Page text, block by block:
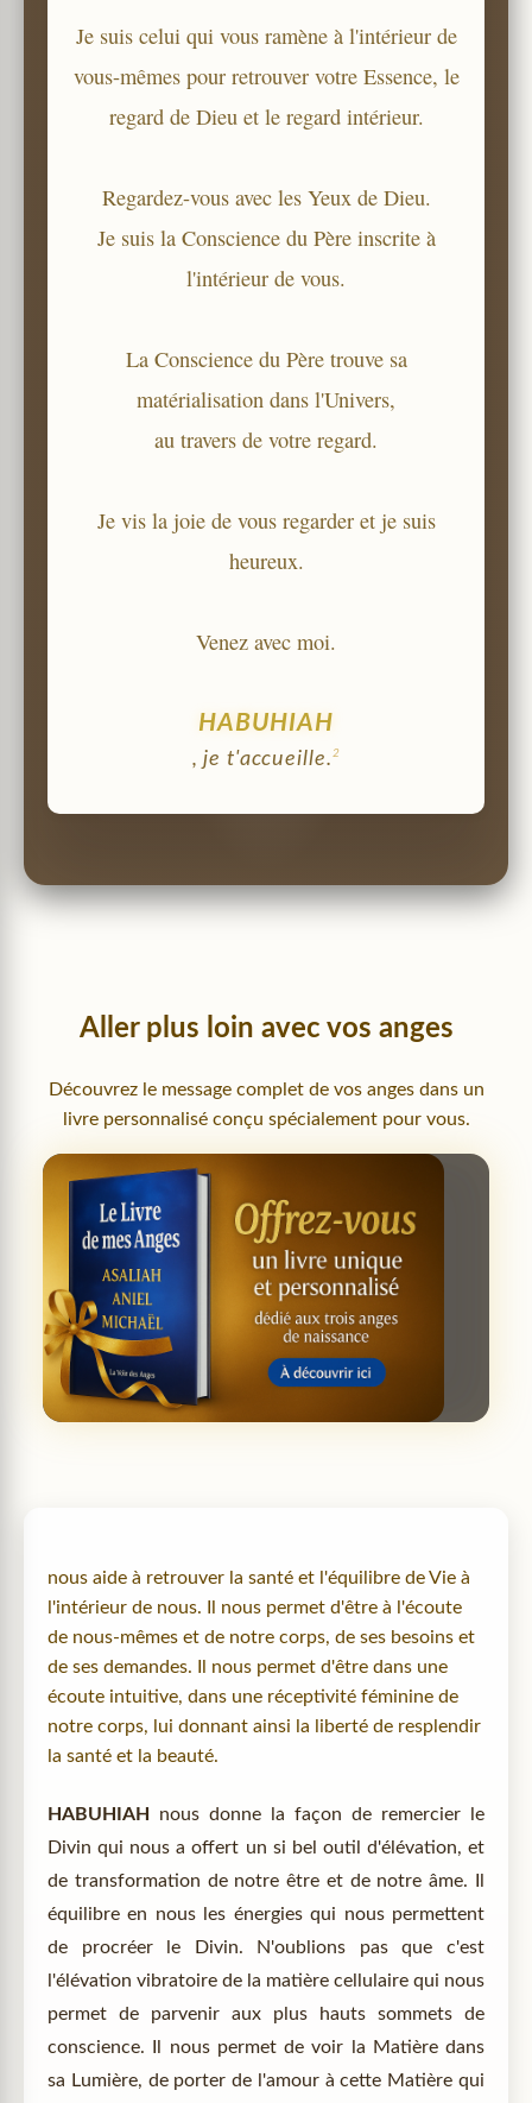
Je suis celui qui vous ramène à l'intérieur de
vous-mêmes pour retrouver votre Essence, le
regard de Dieu et le regard intérieur.
Regardez-vous avec les Yeux de Dieu.
Je suis la Conscience du Père inscrite à
l'intérieur de vous.
La Conscience du Père trouve sa
matérialisation dans l'Univers,
au travers de votre regard.
Je vis la joie de vous regarder et je suis
heureux.
Venez avec moi.
HABUHIAH
, je t'accueille. 2
Aller plus loin avec vos anges
Découvrez le message complet de vos anges dans un
livre personnalisé conçu spécialement pour vous.
nous aide à retrouver la santé et l'équilibre de Vie à
l'intérieur de nous. Il nous permet d'être à l'écoute
de nous-mêmes et de notre corps, de ses besoins et
de ses demandes. Il nous permet d'être dans une
écoute intuitive, dans une réceptivité féminine de
notre corps, lui donnant ainsi la liberté de resplendir
la santé et la beauté.
HABUHIAH
nous donne la façon de remercier le
Divin qui nous a offert un si bel outil d'élévation, et
de transformation de notre être et de notre âme. Il
équilibre en nous les énergies qui nous permettent
de procréer le Divin. N'oublions pas que c'est
l'élévation vibratoire de la matière cellulaire qui nous
permet de parvenir aux plus hauts sommets de
conscience. Il nous permet de voir la Matière dans
sa Lumière, de porter de l'amour à cette Matière qui